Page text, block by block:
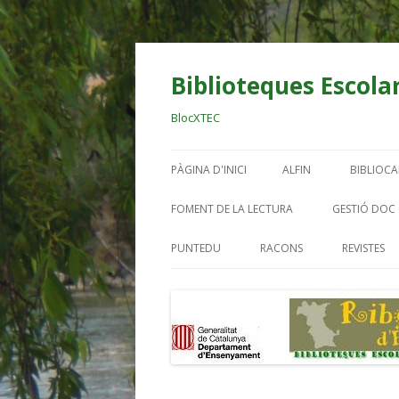
Biblioteques
BlocXTEC
PÀGINA D'INICI ALFIN
BIBLIO OCELLS
EINES DIGITALS BE
AL
BIBLIO.
BIBLIO.
FOMENT DE LA LECTURA GESTIÓ DOC
PUNTEDU RACONS REVISTES